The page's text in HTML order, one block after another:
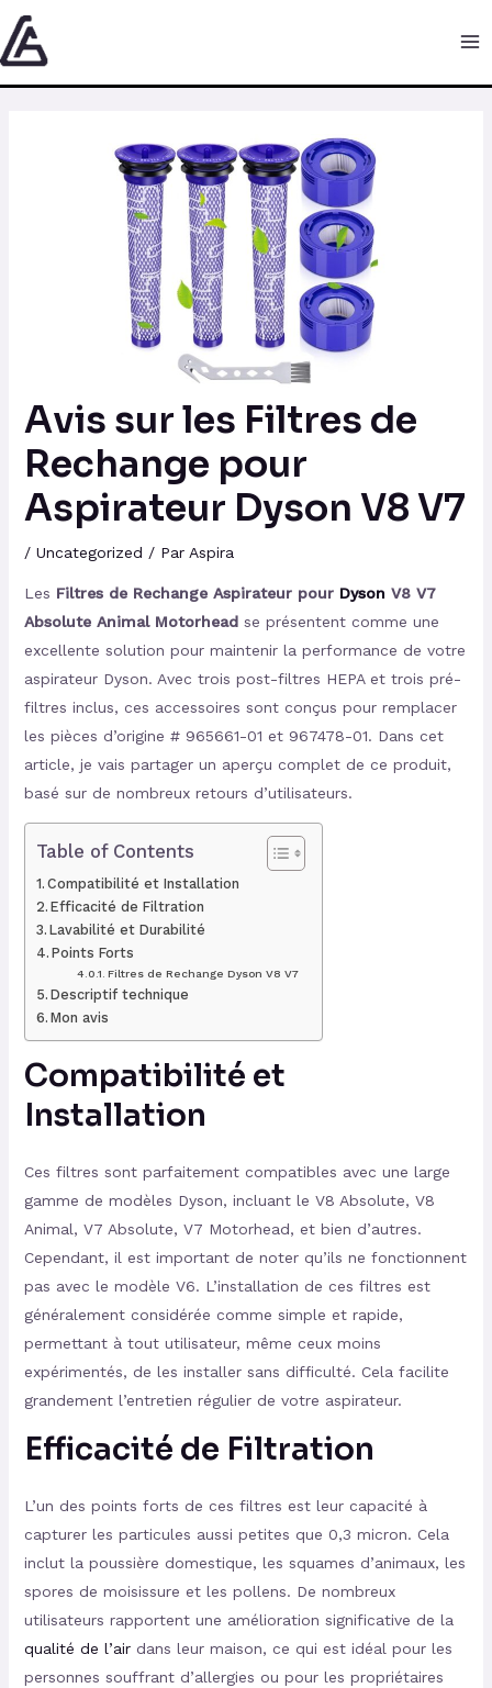
Aller
au
contenu
Avis sur les Filtres de
Rechange pour
Aspirateur Dyson V8 V7
/ Uncategorized / Par Aspira
Les Filtres de Rechange Aspirateur pour Dyson V8 V7
Absolute Animal Motorheadse présentent comme une
excellente solution pour maintenir la performance de votre
aspirateur Dyson. Avec trois post-filtres HEPA et trois pré-
filtres inclus, ces accessoires sont conçus pour remplacer
les pièces d’origine # 965661-01 et 967478-01. Dans cet
article, je vais partager un aperçu complet de ce produit,
basé sur de nombreux retours d’utilisateurs.
Table of Contents
Compatibilité et Installation
Efficacité de Filtration
Lavabilité et Durabilité
Points Forts
Filtres de Rechange Dyson V8 V7
Descriptif technique
Mon avis
Compatibilité et
Installation
Ces filtres sont parfaitement compatibles avec une large
gamme de modèles Dyson, incluant le V8 Absolute, V8
Animal, V7 Absolute, V7 Motorhead, et bien d’autres.
Cependant, il est important de noter qu’ils ne fonctionnent
pas avec le modèle V6. L’installation de ces filtres est
généralement considérée comme simple et rapide,
permettant à tout utilisateur, même ceux moins
expérimentés, de les installer sans difficulté. Cela facilite
grandement l’entretien régulier de votre aspirateur.
Efficacité de Filtration
L’un des points forts de ces filtres est leur capacité à
capturer les particules aussi petites que 0,3 micron. Cela
inclut la poussière domestique, les squames d’animaux, les
spores de moisissure et les pollens. De nombreux
utilisateurs rapportent une amélioration significative de la
qualité de l’airdans leur maison, ce qui est idéal pour les
personnes souffrant d’allergies ou pour les propriétaires